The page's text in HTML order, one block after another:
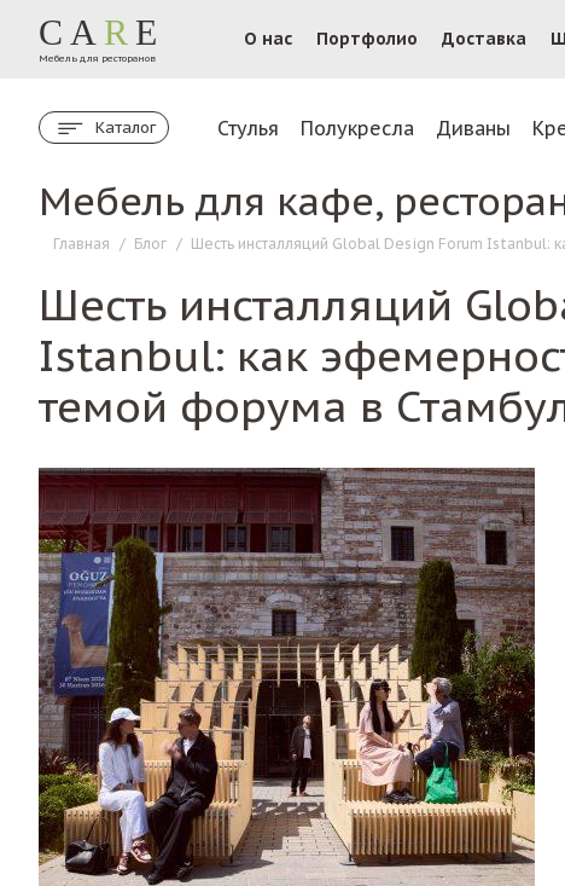
CA R E
Мебель для ресторанов
О нас Портфолио Доставка
Каталог Стулья Полукресла Диваны
Мебель для кафе,
Главная / Блог / Шесть инсталляций Global Design Forum Istanbul:
Шесть инсталляций
Istanbul: как
темой форума в